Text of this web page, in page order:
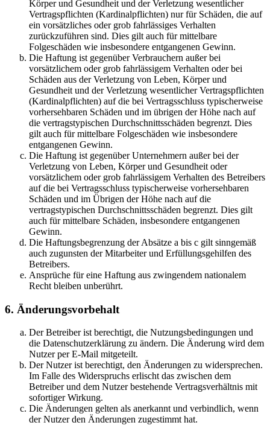
Körper und Gesundheit und der Verletzung wesentlicher
Vertragspflichten (Kardinalpflichten) nur für Schäden, die auf
ein vorsätzliches oder grob fahrlässiges Verhalten
zurückzuführen sind. Dies gilt auch für mittelbare
Folgeschäden wie insbesondere entgangenen Gewinn.
Die Haftung ist gegenüber Verbrauchern außer bei
vorsätzlichem oder grob fahrlässigem Verhalten oder bei
Schäden aus der Verletzung von Leben, Körper und
Gesundheit und der Verletzung wesentlicher Vertragspflichten
(Kardinalpflichten) auf die bei Vertragsschluss typischerweise
vorhersehbaren Schäden und im übrigen der Höhe nach auf
die vertragstypischen Durchschnittsschäden begrenzt. Dies
gilt auch für mittelbare Folgeschäden wie insbesondere
entgangenen Gewinn.
Die Haftung ist gegenüber Unternehmern außer bei der
Verletzung von Leben, Körper und Gesundheit oder
vorsätzlichem oder grob fahrlässigem Verhalten des Betreibers
auf die bei Vertragsschluss typischerweise vorhersehbaren
Schäden und im Übrigen der Höhe nach auf die
vertragstypischen Durchschnittsschäden begrenzt. Dies gilt
auch für mittelbare Schäden, insbesondere entgangenen
Gewinn.
Die Haftungsbegrenzung der Absätze a bis c gilt sinngemäß
auch zugunsten der Mitarbeiter und Erfüllungsgehilfen des
Betreibers.
Ansprüche für eine Haftung aus zwingendem nationalem
Recht bleiben unberührt.
6. Änderungsvorbehalt
Der Betreiber ist berechtigt, die Nutzungsbedingungen und
die Datenschutzerklärung zu ändern. Die Änderung wird dem
Nutzer per E-Mail mitgeteilt.
Der Nutzer ist berechtigt, den Änderungen zu widersprechen.
Im Falle des Widerspruchs erlischt das zwischen dem
Betreiber und dem Nutzer bestehende Vertragsverhältnis mit
sofortiger Wirkung.
Die Änderungen gelten als anerkannt und verbindlich, wenn
der Nutzer den Änderungen zugestimmt hat.